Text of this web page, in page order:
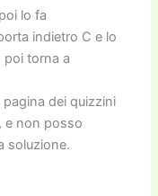
lo fa
indietro C e lo
poi torna a
pagina dei quizzini
e non posso
soluzione.